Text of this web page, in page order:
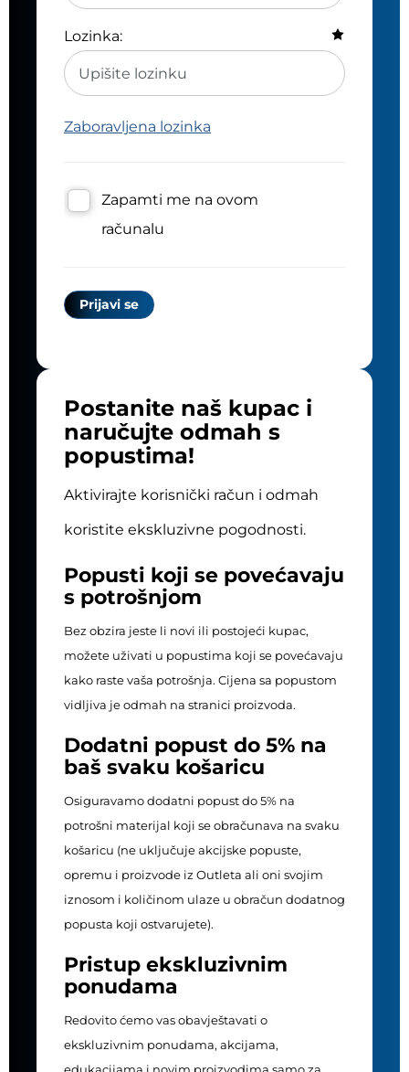
Lozinka:
Zaboravljena lozinka
Zapamti me na ovom
računalu
Postanite naš kupac i
naručujte odmah s
popustima!
Aktivirajte korisnički račun i odmah
koristite ekskluzivne pogodnosti.
Popusti koji se povećavaju
s potrošnjom
Bez obzira jeste li novi ili postojeći kupac,
možete uživati u popustima koji se povećavaju
kako raste vaša potrošnja. Cijena sa popustom
vidljiva je odmah na stranici proizvoda.
Dodatni popust do 5% na
baš svaku košaricu
Osiguravamo dodatni popust do 5% na
potrošni materijal koji se obračunava na svaku
košaricu (ne uključuje akcijske popuste,
opremu i proizvode iz Outleta ali oni svojim
iznosom i količinom ulaze u obračun dodatnog
popusta koji ostvarujete).
Pristup ekskluzivnim
ponudama
Redovito ćemo vas obavještavati o
ekskluzivnim ponudama, akcijama,